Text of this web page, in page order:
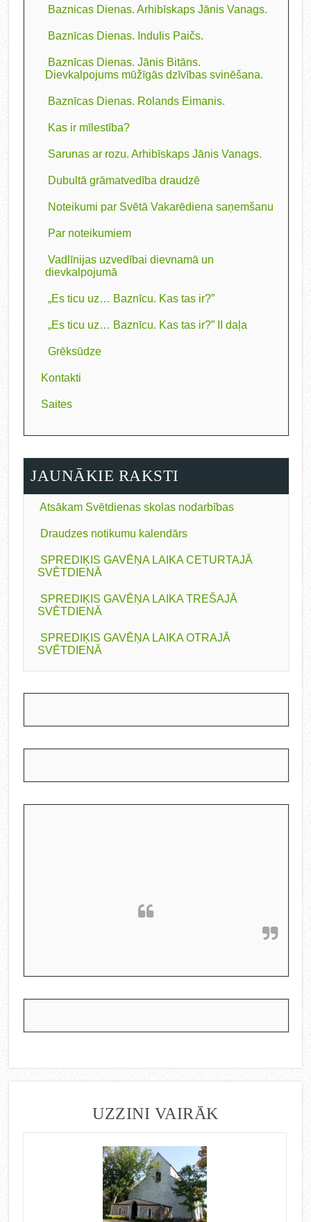
Baznicas Dienas. Arhibīskaps Jānis Vanags.
Baznīcas Dienas. Indulis Paičs.
Baznīcas Dienas. Jānis Bitāns.
Dievkalpojums mūžīgās dzīvības svinēšana.
Baznīcas Dienas. Rolands Eimanis.
Kas ir mīlestība?
Sarunas ar rozu. Arhibīskaps Jānis Vanags.
Dubultā grāmatvedība draudzē
Noteikumi par Svētā Vakarēdiena saņemšanu
Par noteikumiem
Vadlīnijas uzvedībai dievnamā un
dievkalpojumā
„Es ticu uz… Baznīcu. Kas tas ir?”
„Es ticu uz… Baznīcu. Kas tas ir?” II daļa
Grēksūdze
Kontakti
Saites
JAUNĀKIE RAKSTI
Atsākam Svētdienas skolas nodarbības
Draudzes notikumu kalendārs
SPREDIĶIS GAVĒŅA LAIKA CETURTAJĀ
SVĒTDIENĀ
SPREDIĶIS GAVĒŅA LAIKA TREŠAJĀ
SVĒTDIENĀ
SPREDIĶIS GAVĒŅA LAIKA OTRAJĀ
SVĒTDIENĀ
UZZINI VAIRĀK